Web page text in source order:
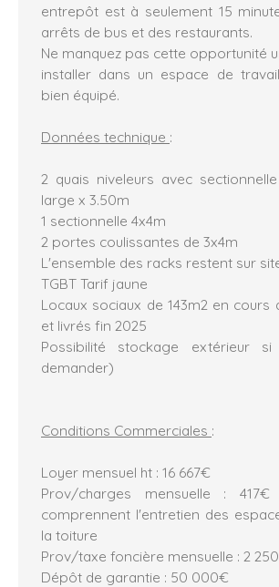
entrepôt est à seulement 15
arrêts de bus et des restaurants.
Ne manquez pas cette opportunité
installer dans un espace de
bien équipé.
Données technique :
2 quais niveleurs avec
large x 3.50m
1 sectionnelle 4x4m
2 portes coulissantes de 3x4m
L'ensemble des racks restent sur
TGBT Tarif jaune
Locaux sociaux de 143m2 en cours
et livrés fin 2025
Possibilité stockage extérieur
demander)
Conditions Commerciales :
Loyer mensuel ht : 16 667€
Prov/charges mensuelle :
comprennent l'entretien des
la toiture
Prov/taxe foncière mensuelle : 2
Dépôt de garantie : 50 000€